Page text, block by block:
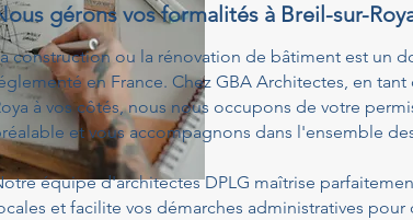
gérons vos formalités à Breil-sur-
construction ou la rénovation de bâtiment est un
en France. Chez GBA Architectes, en tant
à vos côtés, nous nous occupons de votre
et vous accompagnons dans l'ensemble
équipe d'architectes DPLG maîtrise
et facilite vos démarches administratives